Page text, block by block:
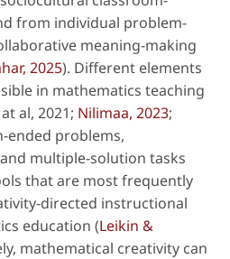
from individual problem-
meaning-making
2025). Different elements
in mathematics teaching
at al, 2021; Nilimaa, 2023;
ended problems,
multiple-solution tasks
that are most frequently
directed instructional
education (Leikin &
mathematical creativity can